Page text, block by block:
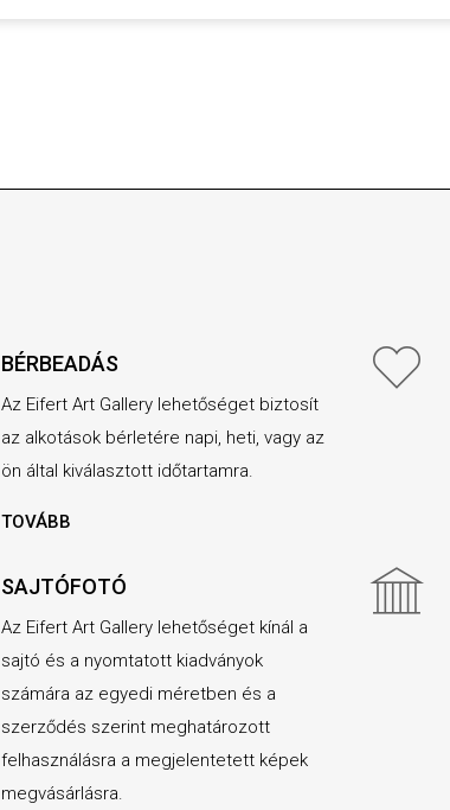
BÉRBEADÁS
Az Eifert Art Gallery lehetőséget biztosít
az alkotások bérletére napi, heti, vagy az
ön által kiválasztott időtartamra.
TOVÁBB
SAJTÓFOTÓ
Az Eifert Art Gallery lehetőséget kínál a
sajtó és a nyomtatott kiadványok
számára az egyedi méretben és a
szerződés szerint meghatározott
felhasználásra a megjelentetett képek
megvásárlásra.